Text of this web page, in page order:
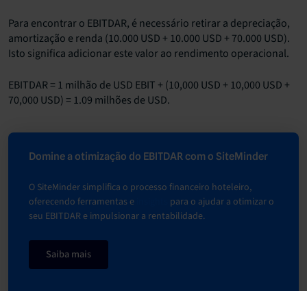
​Para encontrar o EBITDAR, é necessário retirar a depreciação,
amortização e renda (10.000 USD + 10.000 USD + 70.000 USD).
Isto significa adicionar este valor ao rendimento operacional.
EBITDAR = 1 milhão de USD EBIT + (10,000 USD + 10,000 USD +
70,000 USD) = 1.09 milhões de USD.
Domine a otimização do EBITDAR com o SiteMinder
O SiteMinder simplifica o processo financeiro hoteleiro,
oferecendo ferramentas e
para o ajudar a otimizar o
seu EBITDAR e impulsionar a rentabilidade.
Saiba mais